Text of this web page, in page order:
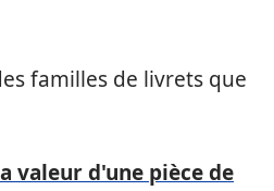
familles de livrets que
valeur d'une pièce de